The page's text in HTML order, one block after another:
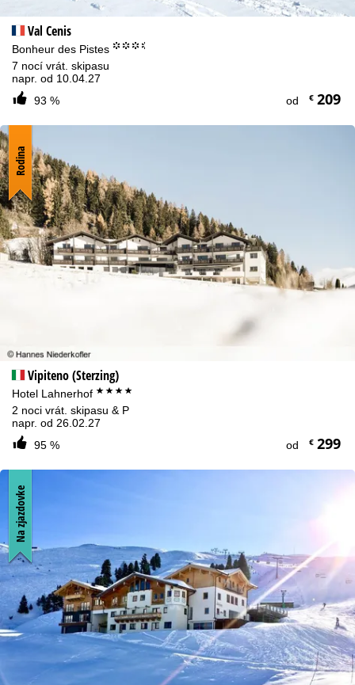
Val Cenis
Bonheur des Pistes °°°.
7 nocí vrát. skipasu
napr. od 10.04.27
93 %
od €209
Vipiteno (Sterzing)
Hotel Lahnerhof ****
2 noci vrát. skipasu & P
napr. od 26.02.27
95 %
od €299
Rodina
Na zjazdovke